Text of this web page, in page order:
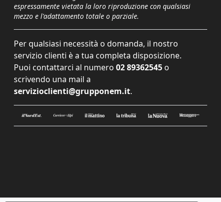
espressamente vietata la loro riproduzione con qualsiasi
mezzo e l'adattamento totale o parziale.
Per qualsiasi necessità o domanda, il nostro
servizio clienti è a tua completa disposizione.
Puoi contattarci al numero 02 89362545 o
scrivendo una mail a
servizioclienti@grupponem.it.